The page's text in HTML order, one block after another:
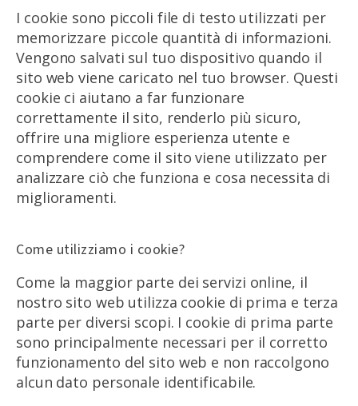
I cookie sono piccoli file di testo utilizzati per
memorizzare piccole quantità di informazioni.
Vengono salvati sul tuo dispositivo quando il
sito web viene caricato nel tuo browser. Questi
cookie ci aiutano a far funzionare
correttamente il sito, renderlo più sicuro,
offrire una migliore esperienza utente e
comprendere come il sito viene utilizzato per
analizzare ciò che funziona e cosa necessita di
miglioramenti.
Come utilizziamo i cookie?
Come la maggior parte dei servizi online, il
nostro sito web utilizza cookie di prima e terza
parte per diversi scopi. I cookie di prima parte
sono principalmente necessari per il corretto
funzionamento del sito web e non raccolgono
alcun dato personale identificabile.